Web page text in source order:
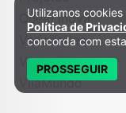
Quem Inova
Variedades
Viagem
VilaMundo
Política de
Utilizamos
Política de
concorda com
PROSSEGUIR